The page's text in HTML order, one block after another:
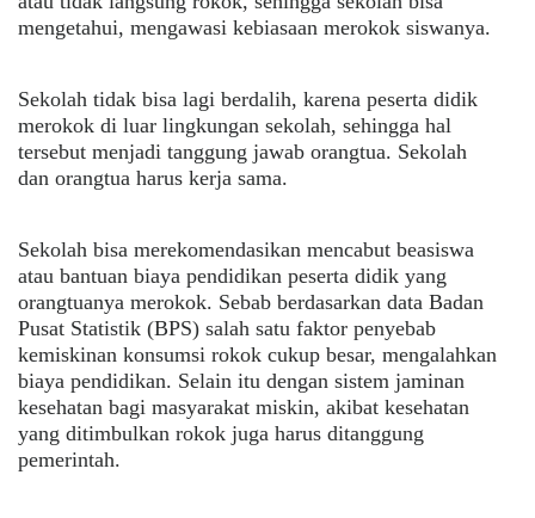
mengetahui, mengawasi kebiasaan merokok siswanya.
Sekolah tidak bisa lagi berdalih, karena peserta didik
merokok di luar lingkungan sekolah, sehingga hal
tersebut menjadi tanggung jawab orangtua. Sekolah
dan orangtua harus kerja sama.
Sekolah bisa merekomendasikan mencabut beasiswa
atau bantuan biaya pendidikan peserta didik yang
orangtuanya merokok. Sebab berdasarkan data Badan
Pusat Statistik (BPS) salah satu faktor penyebab
kemiskinan konsumsi rokok cukup besar, mengalahkan
biaya pendidikan. Selain itu dengan sistem jaminan
kesehatan bagi masyarakat miskin, akibat kesehatan
yang ditimbulkan rokok juga harus ditanggung
pemerintah.